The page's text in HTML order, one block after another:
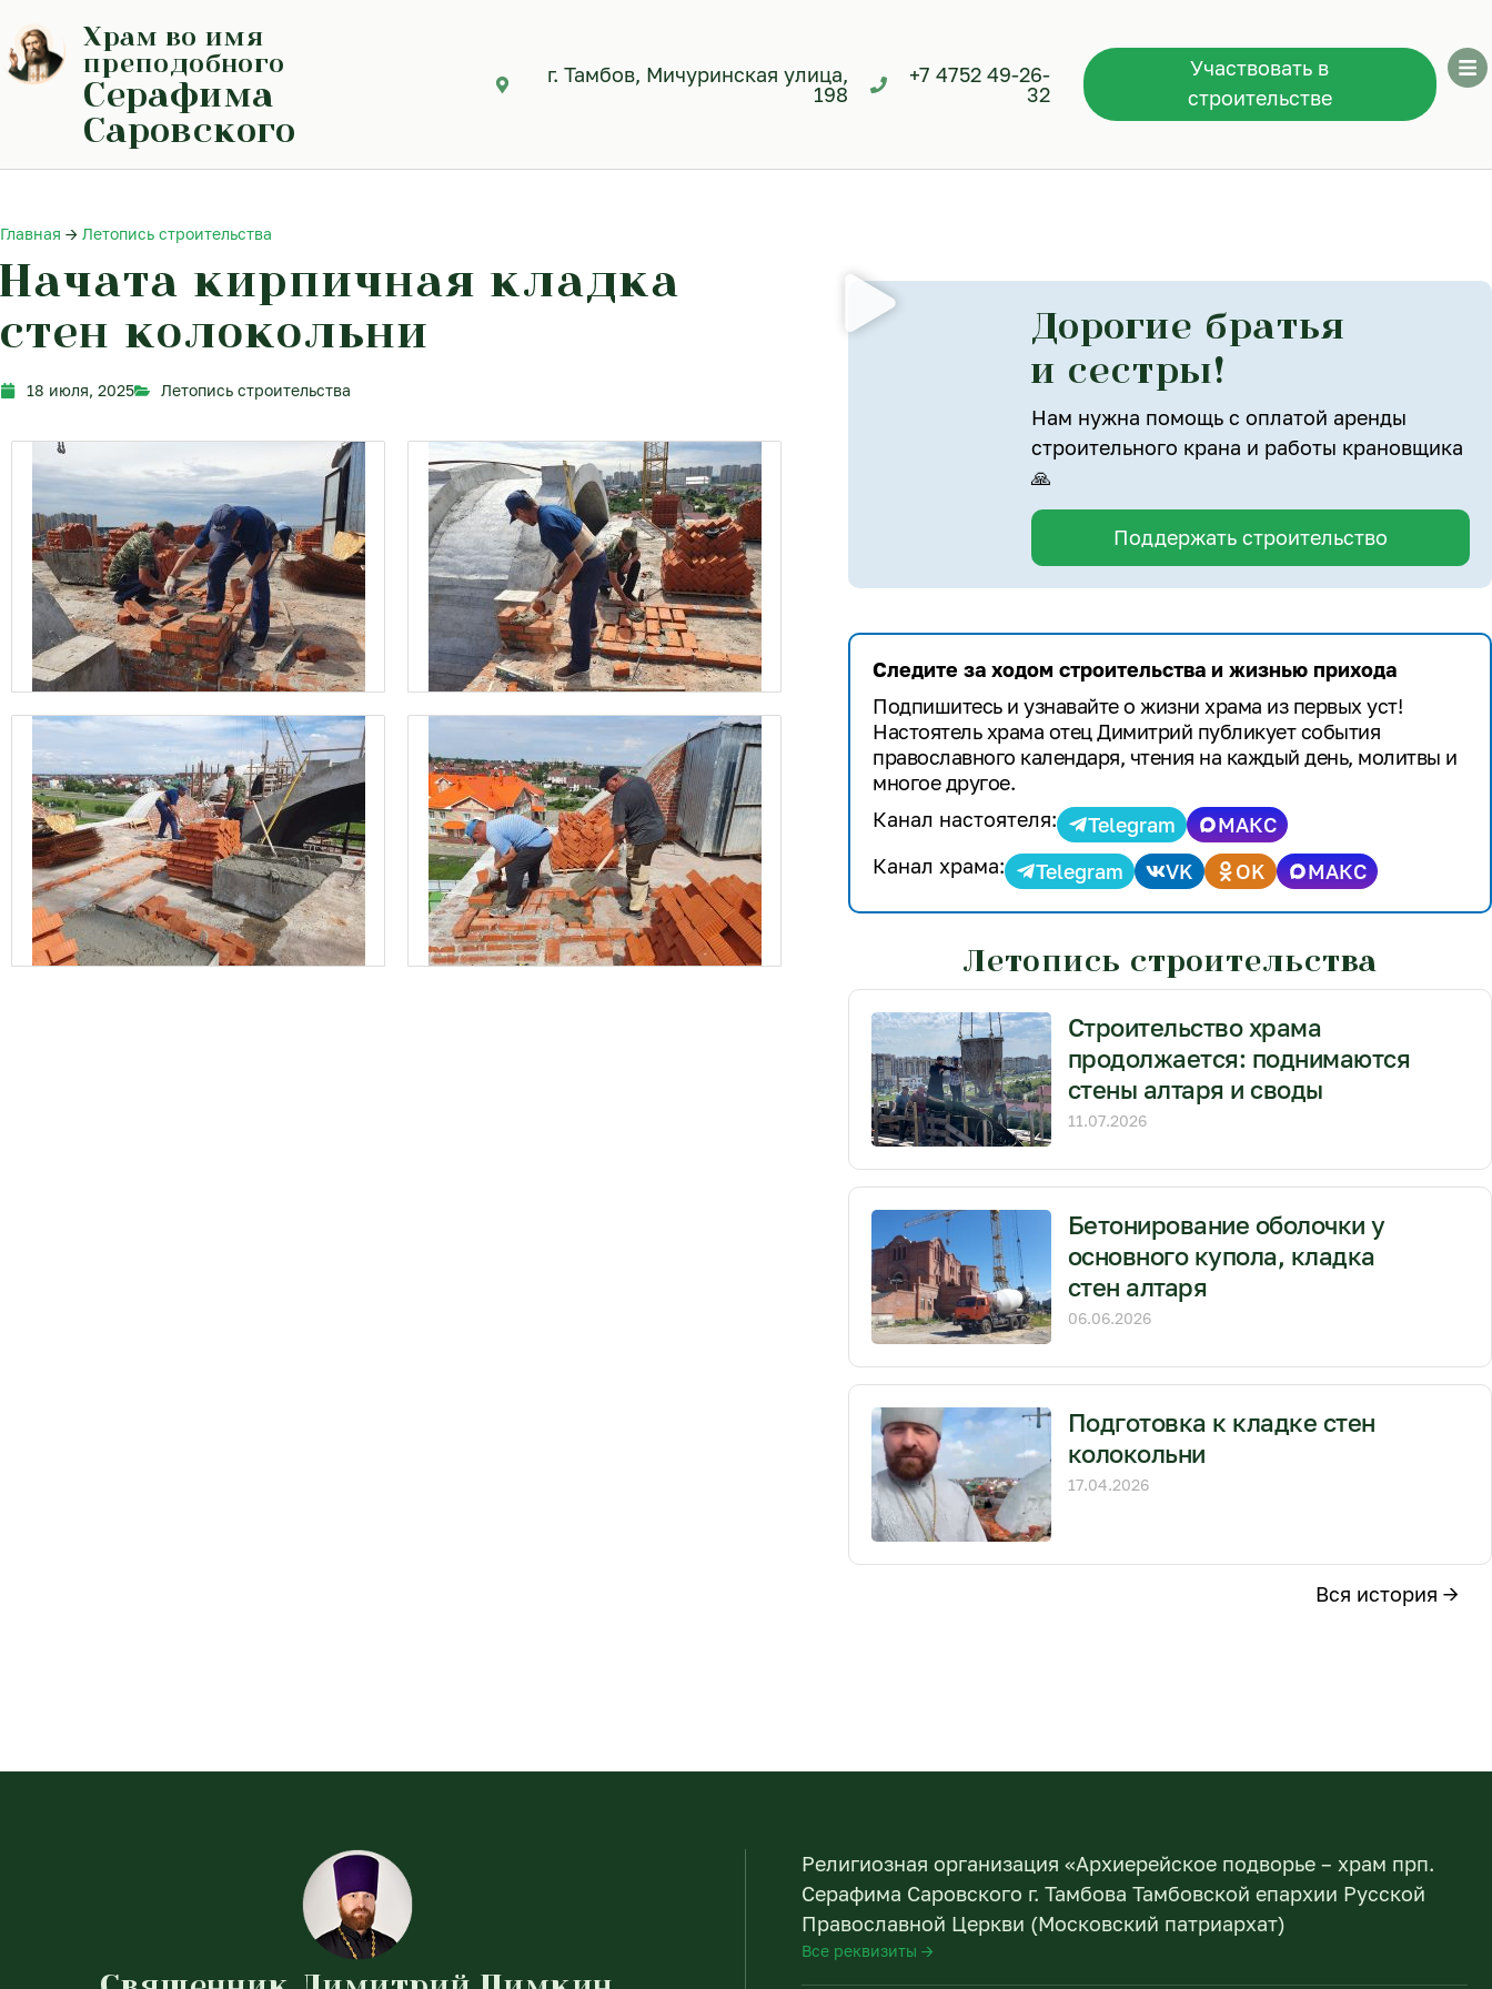
содержимому
Храм во имя
преподобного
Серафима
Саровского
г. Тамбов, Мичуринская улица,
198
+7 4752 49-26-
32
Участвовать в
строительстве
Главная → Летопись строительства
Начата кирпичная кладка
стен колокольни
18 июля, 2025 Летопись строительства
Дорогие братья
и сестры!
Нам нужна помощь с оплатой аренды
строительного крана и работы крановщика
🙏
Поддержать строительство
Следите за ходом строительства и жизнью прихода
Подпишитесь и узнавайте о жизни храма из первых уст!
Настоятель храма отец Димитрий публикует события
православного календаря, чтения на каждый день, молитвы и
многое другое.
Канал настоятеля:
Telegram
МАКС
Канал храма:
Telegram VK OK МАКС
Летопись строительства
Строительство храма
продолжается: поднимаются
стены алтаря и своды
11.07.2026
Бетонирование оболочки у
основного купола, кладка
стен алтаря
06.06.2026
Подготовка к кладке стен
колокольни
17.04.2026
Вся история →
Религиозная организация «Архиерейское подворье – храм прп.
Серафима Саровского г. Тамбова Тамбовской епархии Русской
Православной Церкви (Московский патриархат)
Все реквизиты →